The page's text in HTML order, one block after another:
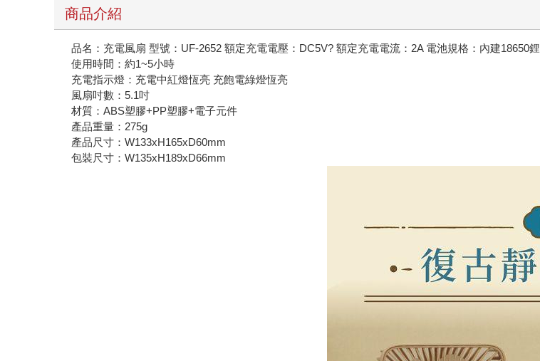
商品介紹
品名：充電風扇 型號：UF-2652 額定充電電壓：DC5V? 額定充電電流：2A 電池規格：內建18650
使用時間：約1~5小時
充電指示燈：充電中紅燈恆亮 充飽電綠燈恆亮
風扇吋數：5.1吋
材質：ABS塑膠+PP塑膠+電子元件
產品重量：275g
產品尺寸：W133xH165xD60mm
包裝尺寸：W135xH189xD66mm